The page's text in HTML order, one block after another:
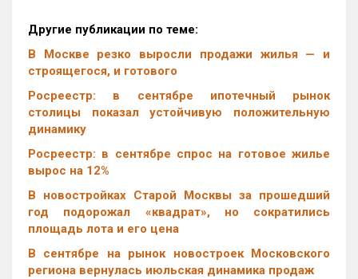
Другие публикации по теме:
В Москве резко выросли продажи жилья — и
строящегося, и готового
Росреестр: в сентябре ипотечный рынок
столицы показал устойчивую положительную
динамику
Росреестр: в сентябре спрос на готовое жилье
вырос на 12%
В новостройках Старой Москвы за прошедший
год подорожал «квадрат», но сократились
площадь лота и его цена
В сентябре на рынок новостроек Московского
региона вернулась июльская динамика продаж